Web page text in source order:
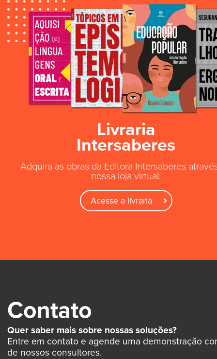
Livraria
Intersaberes
Adquira as obras da Editora Intersaberes
nossa loja virtual.
Acesse a livraria
Contato
Quer saber mais sobre nossas soluções?
Entre em contato e agende uma demonstração
de nossos consultores.